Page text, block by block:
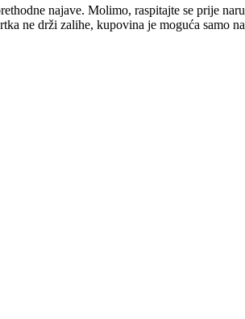
najave. Molimo, raspitajte se prije
ne drži zalihe, kupovina je moguća samo